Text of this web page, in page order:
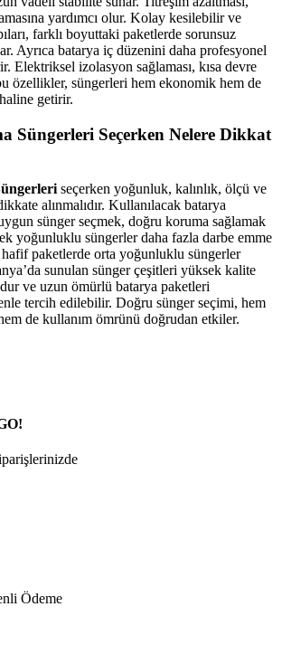
yardımcı olur. Kolay kesilebilir ve
farklı boyuttaki paketlerde sorunsuz
Ayrıca batarya iç düzenini daha profesyonel
Elektriksel izolasyon sağlaması, kısa devre
özellikler, süngerleri hem ekonomik hem de
getirir.
Süngerleri Seçerken Nelere Dikkat
seçerken yoğunluk, kalınlık, ölçü ve
alınmalıdır. Kullanılacak batarya
sünger seçmek, doğru koruma sağlamak
yoğunluklu süngerler daha fazla darbe emme
paketlerde orta yoğunluklu süngerler
sunulan sünger çeşitleri yüksek kalite
ve uzun ömürlü batarya paketleri
tercih edilebilir. Doğru sünger seçimi, hem
de kullanım ömrünü doğrudan etkiler.
Ödeme